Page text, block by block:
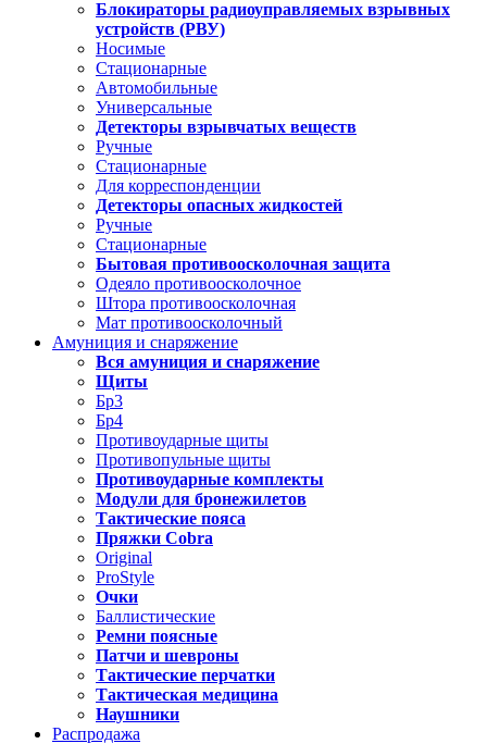
Блокираторы радиоуправляемых взрывных
устройств (РВУ)
Носимые
Стационарные
Автомобильные
Универсальные
Детекторы взрывчатых веществ
Ручные
Стационарные
Для корреспонденции
Детекторы опасных жидкостей
Ручные
Стационарные
Бытовая противоосколочная защита
Одеяло противоосколочное
Штора противоосколочная
Мат противоосколочный
Амуниция и снаряжение
Вся амуниция и снаряжение
Щиты
Бр3
Бр4
Противоударные щиты
Противопульные щиты
Противоударные комплекты
Модули для бронежилетов
Тактические пояса
Пряжки Cobra
Original
ProStyle
Очки
Баллистические
Ремни поясные
Патчи и шевроны
Тактические перчатки
Тактическая медицина
Наушники
Распродажа